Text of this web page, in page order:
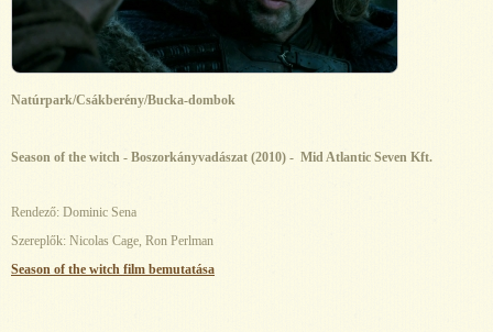
Natúrpark/Csákberény/Bucka-dombok
Season of the witch - Boszorkányvadászat (2010) - Mid Atlantic Seven Kft.
Rendező: Dominic Sena
Szereplők: Nicolas Cage, Ron Perlman
Season of the witch film bemutatása